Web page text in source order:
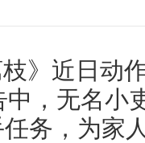
》近日动
中，无名小
务，为家